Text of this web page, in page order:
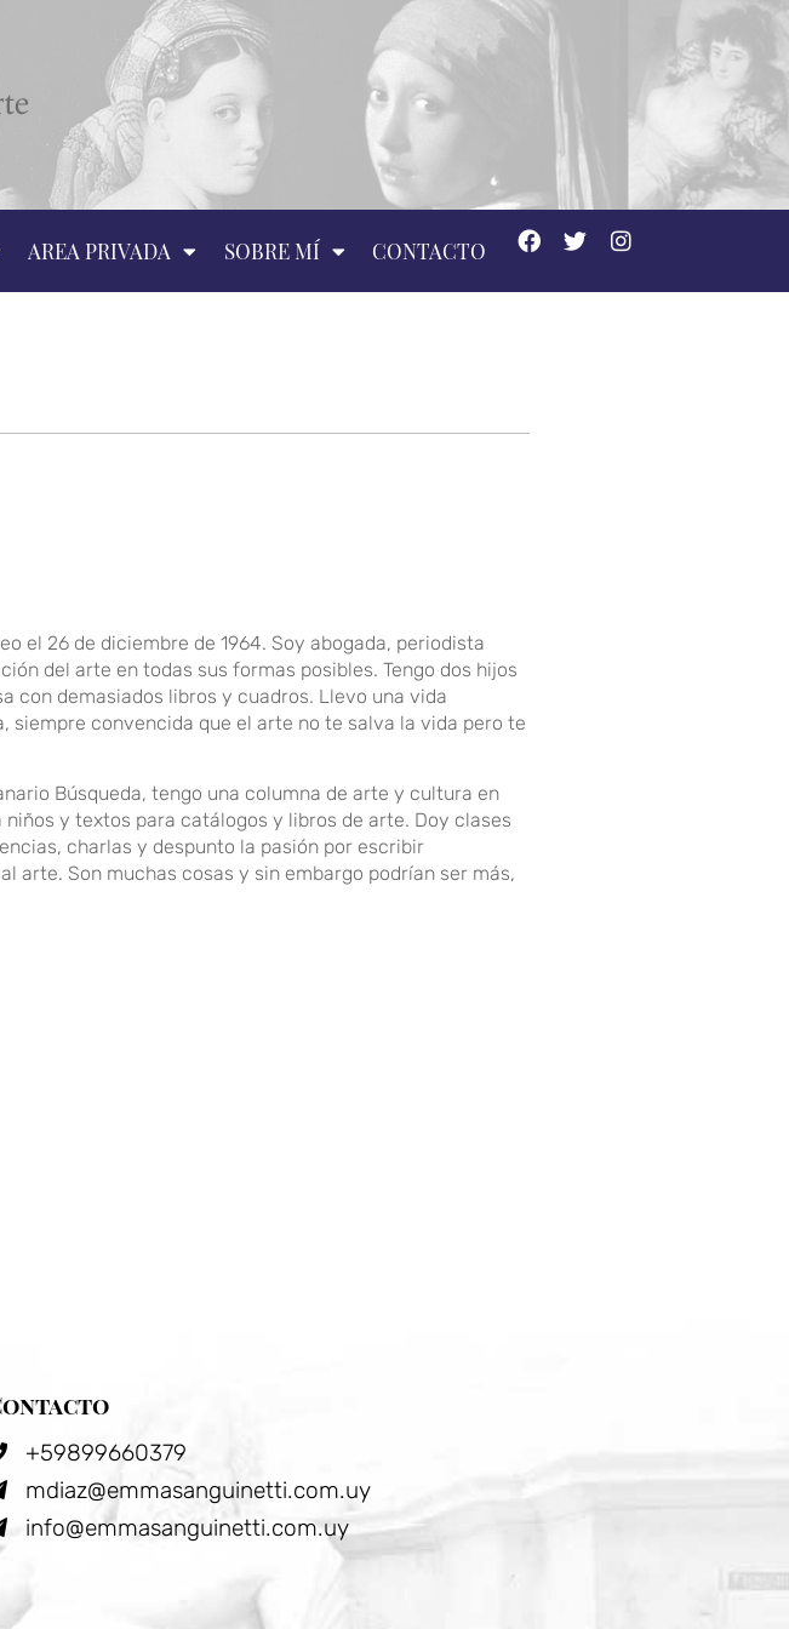
AREA PRIVADA SOBRE MÍ CONTACTO
el 26 de diciembre de 1964. Soy abogada, periodista
del arte en todas sus formas posibles. Tengo dos hijos
con demasiados libros y cuadros. Llevo una vida
siempre convencida que el arte no te salva la vida pero te
Búsqueda, tengo una columna de arte y cultura en
y textos para catálogos y libros de arte. Doy clases
charlas y despunto la pasión por escribir
arte. Son muchas cosas y sin embargo podrían ser más,
+59899660379
mdiaz@emmasanguinetti.com.uy
info@emmasanguinetti.com.uy